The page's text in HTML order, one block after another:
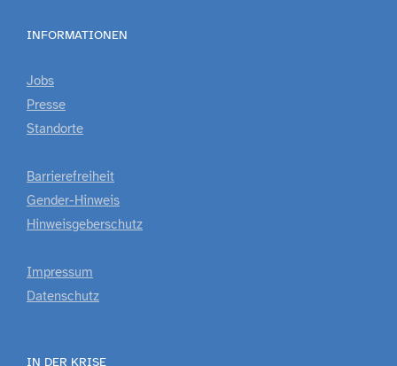
INFORMATIONEN
Jobs
Presse
Standorte
Barrierefreiheit
Gender-Hinweis
Hinweisgeberschutz
Impressum
Datenschutz
IN DER KRISE